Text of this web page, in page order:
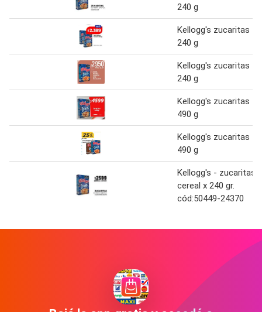
240 g
Kellogg's zucaritas
240 g
Kellogg's zucaritas
240 g
Kellogg's zucaritas
490 g
Kellogg's zucaritas
490 g
Kellogg's - zucaritas
cereal x 240 gr.
cód:50449-24370